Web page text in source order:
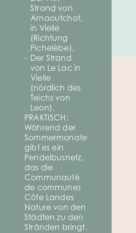
Strand von
Arnaoutchot,
in Vielle
(Richtung
Pichelèbe),
Der Strand
von Le Lac in
Vielle
(nördlich des
Teichs von
Leon).
PRAKTISCH:
Während der
Sommermonate
gibt es ein
Pendelbusnetz,
das die
Communauté
de communes
Côte Landes
Nature von den
Städten zu den
Stränden bringt.